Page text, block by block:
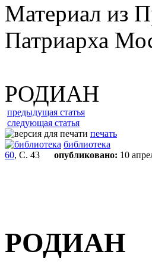
Материал из
Патриарха
РОДИАН
предыдущая статья
следующая статья
печать
библиотека
60, С. 43 опубликовано: 10
РОДИАН